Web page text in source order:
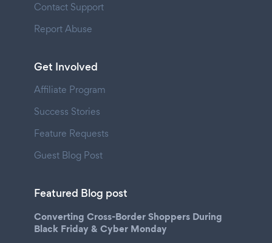
Contact Support
Report Abuse
Get Involved
Affiliate Program
Success Stories
Feature Requests
Guest Blog Post
Featured Blog post
Converting Cross-Border Shoppers During
Black Friday & Cyber Monday